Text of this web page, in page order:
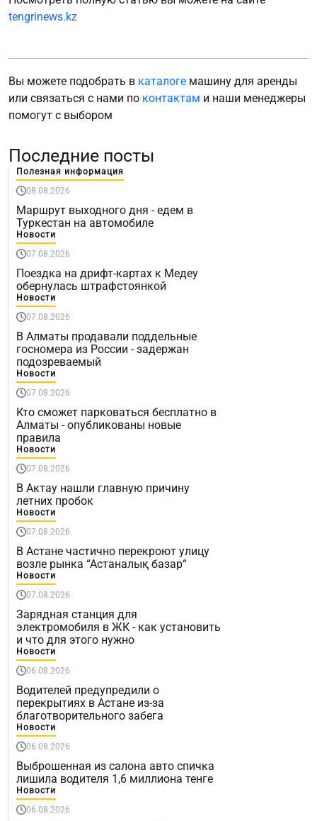
tengrinews.kz
Вы можете подобрать в каталоге машину для аренды
или связаться с нами по контактам и наши менеджеры
помогут с выбором
Последние посты
Полезная информация
08.08.2026
Маршрут выходного дня - едем в
Туркестан на автомобиле
Новости
07.08.2026
Поездка на дрифт-картах к Медеу
обернулась штрафстоянкой
Новости
07.08.2026
В Алматы продавали поддельные
госномера из России - задержан
подозреваемый
Новости
07.08.2026
Кто сможет парковаться бесплатно в
Алматы - опубликованы новые
правила
Новости
07.08.2026
В Актау нашли главную причину
летних пробок
Новости
07.08.2026
В Астане частично перекроют улицу
возле рынка “Астаналық базар“
Новости
07.08.2026
Зарядная станция для
электромобиля в ЖК - как установить
и что для этого нужно
Новости
06.08.2026
Водителей предупредили о
перекрытиях в Астане из-за
благотворительного забега
Новости
06.08.2026
Выброшенная из салона авто спичка
лишила водителя 1,6 миллиона тенге
Новости
06.08.2026